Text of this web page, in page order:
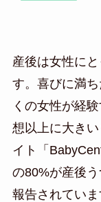
産後は女性に
す。喜びに満
くの女性が経
想以上に大き
イト「
の80%が産後
報告されてい